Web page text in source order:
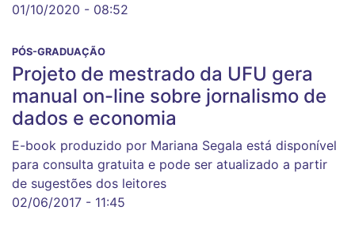
01/10/2020 - 08:52
PÓS-GRADUAÇÃO
Projeto de mestrado da UFU gera
manual on-line sobre jornalismo de
dados e economia
E-book produzido por Mariana Segala está disponível
para consulta gratuita e pode ser atualizado a partir
de sugestões dos leitores
02/06/2017 - 11:45